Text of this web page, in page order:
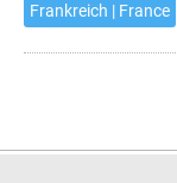
Frankreich | France